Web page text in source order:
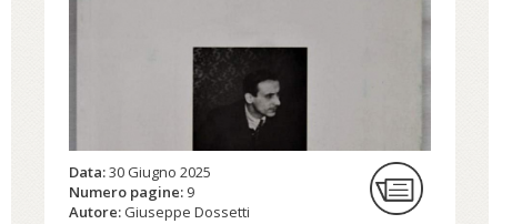
Data:30 Giugno 2025
Numero pagine: 9
Autore: Giuseppe Dossetti